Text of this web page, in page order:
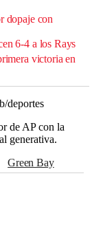
dopaje con
6-4 a los Rays
victoria en
deportes
de AP con la
generativa.
Green Bay